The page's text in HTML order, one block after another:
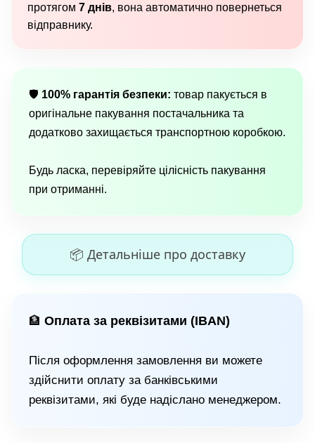
протягом 7 днів, вона автоматично повернеться
відправнику.
🛡 100% гарантія безпеки: товар пакується в
оригінальне пакування постачальника та
додатково захищається транспортною коробкою.
Будь ласка, перевіряйте цілісність пакування
при отриманні.
📦 Детальніше про доставку
🏦 Оплата за реквізитами (IBAN)
Після оформлення замовлення ви можете
здійснити оплату за банківськими
реквізитами, які буде надіслано менеджером.